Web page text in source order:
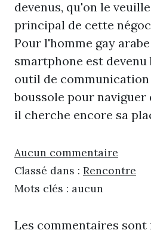
devenus, qu'on le
principal de cette
Pour l'homme gay
smartphone est
outil de communication
boussole pour naviguer
il cherche encore sa
Aucun commentaire
Classé dans : Rencontre
Mots clés : aucun
Les commentaires sont